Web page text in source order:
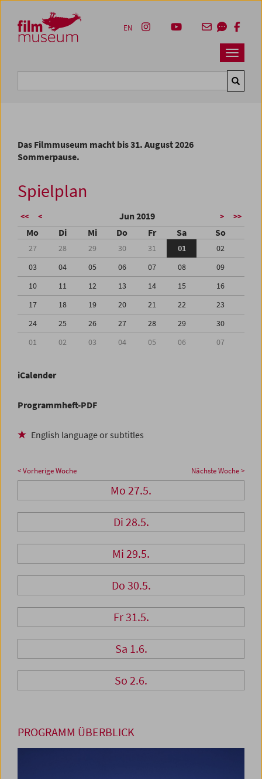
Zum Inhalt
Zum Hauptmenü
Zur Servicenavigation
Zum Suche
Navbar
EN
Das Filmmuseum macht bis 31. August 2026
Sommerpause.
Spielplan
<< < Jun 2019 > >>
Mo Di Mi Do Fr Sa So
27 28 29 30 31 01
02
03
04 05 06 07 08
09
10
11 12 13 14 15
16
17
18 19 20 21 22
23
24
25 26 27 28 29
30
01
02 03 04 05 06 07
iCalender
Programmheft-PDF
English language or subtitles
< Vorherige Woche Nächste Woche >
Mo 27.5.
Di 28.5.
Mi 29.5.
Do 30.5.
Fr 31.5.
Sa 1.6.
So 2.6.
PROGRAMM ÜBERBLICK